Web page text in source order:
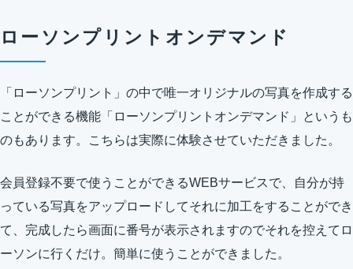
ローソンプリントオンデマンド
「ローソンプリント」の中で唯一オリジナルの写真を作成する
ことができる機能「ローソンプリントオンデマンド」というも
のもあります。こちらは実際に体験させていただきました。
会員登録不要で使うことができるWEBサービスで、自分が持
っている写真をアップロードしてそれに加工をすることができ
て、完成したら画面に番号が表示されますのでそれを控えてロ
ーソンに行くだけ。簡単に使うことができました。